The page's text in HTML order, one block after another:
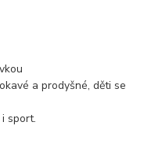
a prodyšné, děti se
sport.